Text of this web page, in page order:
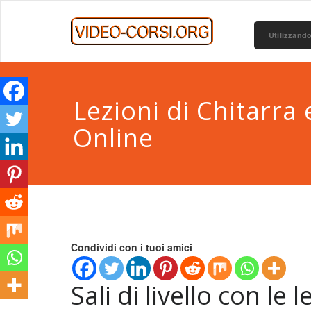
Lezioni di Chitarra
Online
Condividi con i tuoi amici
Sali di livello con le